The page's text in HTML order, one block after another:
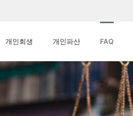
개인회생 개인파산 FAQ